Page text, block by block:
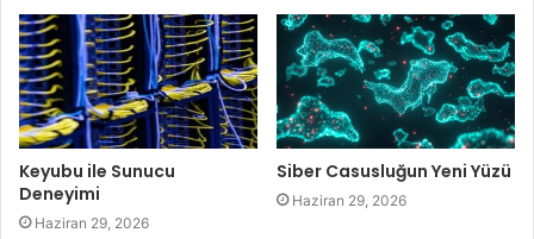
Keyubu ile Sunucu
Deneyimi
Haziran 29, 2026
Siber Casusluğun Yeni Yüzü
Haziran 29, 2026